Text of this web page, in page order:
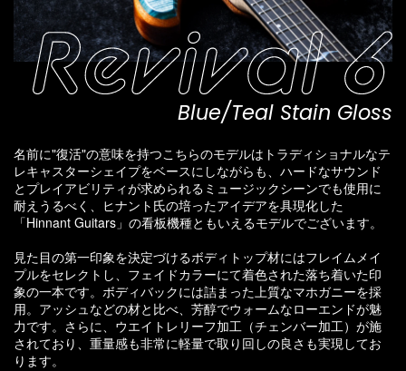
Blue/Teal Stain Gloss
名前に"復活"の意味を持つこちらのモデルはトラディショナルなテ
レキャスターシェイプをベースにしながらも、ハードなサウンド
とプレイアビリティが求められるミュージックシーンでも使用に
耐えうるべく、ヒナント氏の培ったアイデアを具現化した
「Hinnant Guitars」の看板機種ともいえるモデルでございます。
見た目の第一印象を決定づけるボディトップ材にはフレイムメイ
プルをセレクトし、フェイドカラーにて着色された落ち着いた印
象の一本です。ボディバックには詰まった上質なマホガニーを採
用。アッシュなどの材と比べ、芳醇でウォームなローエンドが魅
力です。さらに、ウエイトレリーフ加工（チェンバー加工）が施
されており、重量感も非常に軽量で取り回しの良さも実現してお
ります。